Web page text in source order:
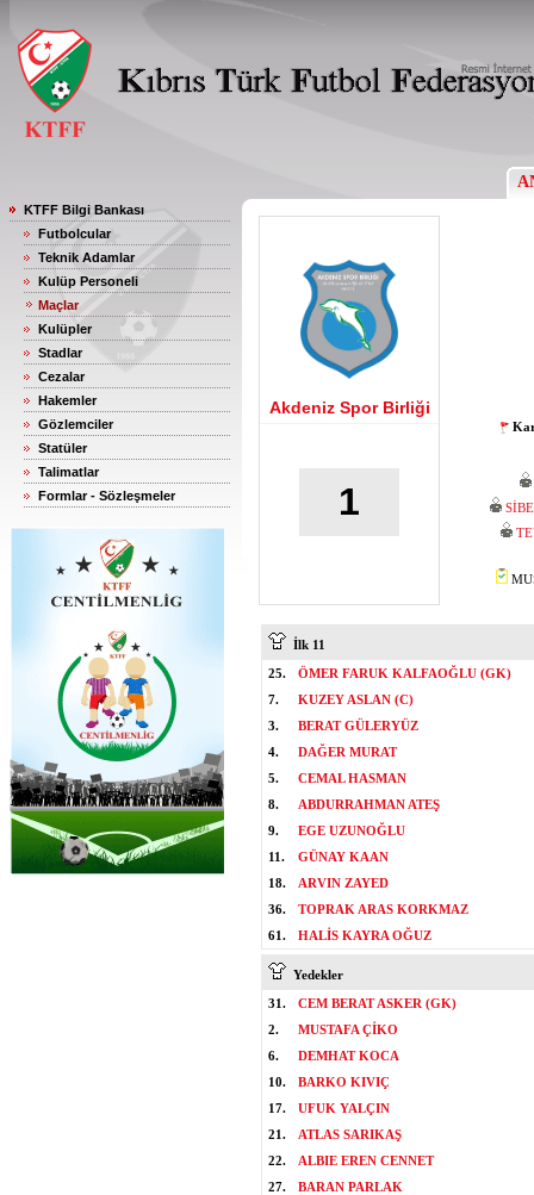
KTFF Bilgi Bankası
Futbolcular
Teknik Adamlar
Kulüp Personeli
Maçlar
Kulüpler
Stadlar
Cezalar
Hakemler
Gözlemciler
Statüler
Talimatlar
Formlar - Sözleşmeler
Akdeniz Spor Birliği
1
İlk 11
25.
ÖMER FARUK KALFAOĞLU (GK)
7.
KUZEY ASLAN (C)
3.
BERAT GÜLERYÜZ
4.
DAĞER MURAT
5.
CEMAL HASMAN
8.
ABDURRAHMAN ATEŞ
9.
EGE UZUNOĞLU
11.
GÜNAY KAAN
18.
ARVIN ZAYED
36.
TOPRAK ARAS KORKMAZ
61.
HALİS KAYRA OĞUZ
Yedekler
31.
CEM BERAT ASKER (GK)
2.
MUSTAFA ÇİKO
6.
DEMHAT KOCA
10.
BARKO KIVIÇ
17.
UFUK YALÇIN
21.
ATLAS SARIKAŞ
22.
ALBIE EREN CENNET
27.
BARAN PARLAK